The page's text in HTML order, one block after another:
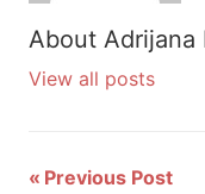
About Adrijana
View all posts
Previous Post